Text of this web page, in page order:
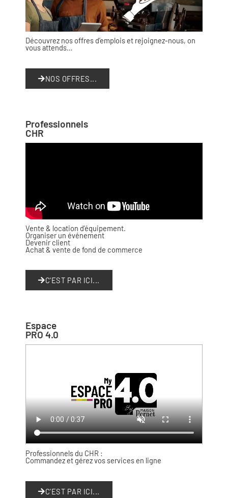
Découvrez nos offres d’emplois et rejoignez-nous, on
vous attends…
NOS OFFRES...
Professionnels
CHR
Vente & location d’équipement.
Organiser un événement
Devenir client
Achat & vente de fond de commerce
C'EST PAR ICI...
Espace
PRO 4.0
Professionnels du CHR :
Commandez et gérez vos services en ligne
C'EST PAR ICI...